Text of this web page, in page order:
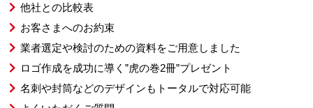
他社との比較表
お客さまへのお約束
業者選定や検討のための資料をご用意しました
ロゴ作成を成功に導く”虎の巻2冊”プレゼント
名刺や封筒などのデザインもトータルで対応可能